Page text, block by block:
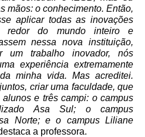
mãos: o conhecimento. Então,
aplicar todas as inovações
redor do mundo inteiro e
nessa nova instituição,
um trabalho inovador, nós
experiência extremamente
minha vida. Mas acreditei.
criar uma faculdade, que
e três campi: o campus
Asa Sul; o campus
Norte; e o campus Liliane
a professora.